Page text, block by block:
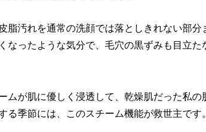
脂汚れを通常の洗顔では落としきれない部分
ったような気分で、毛穴の黒ずみも目立た
ムが肌に優しく浸透して、乾燥肌だった私の
る季節には、このスチーム機能が救世主です